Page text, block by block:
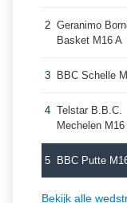
2 Geranimo
Basket M16 A
3 BBC Schelle
4 Telstar B.B.C.
Mechelen M16
5 BBC Putte
Bekijk alle